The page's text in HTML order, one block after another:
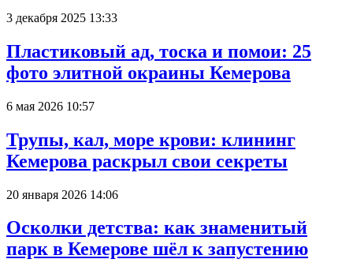
3 декабря 2025 13:33
Пластиковый ад, тоска и помои: 25
фото элитной окраины Кемерова
6 мая 2026 10:57
Трупы, кал, море крови: клининг
Кемерова раскрыл свои секреты
20 января 2026 14:06
Осколки детства: как знаменитый
парк в Кемерове шёл к запустению